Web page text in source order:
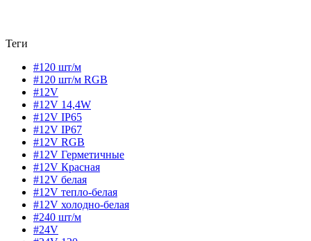
Теги
#120 шт/м
#120 шт/м RGB
#12V
#12V 14,4W
#12V IP65
#12V IP67
#12V RGB
#12V Герметичные
#12V Красная
#12V белая
#12V тепло-белая
#12V холодно-белая
#240 шт/м
#24V